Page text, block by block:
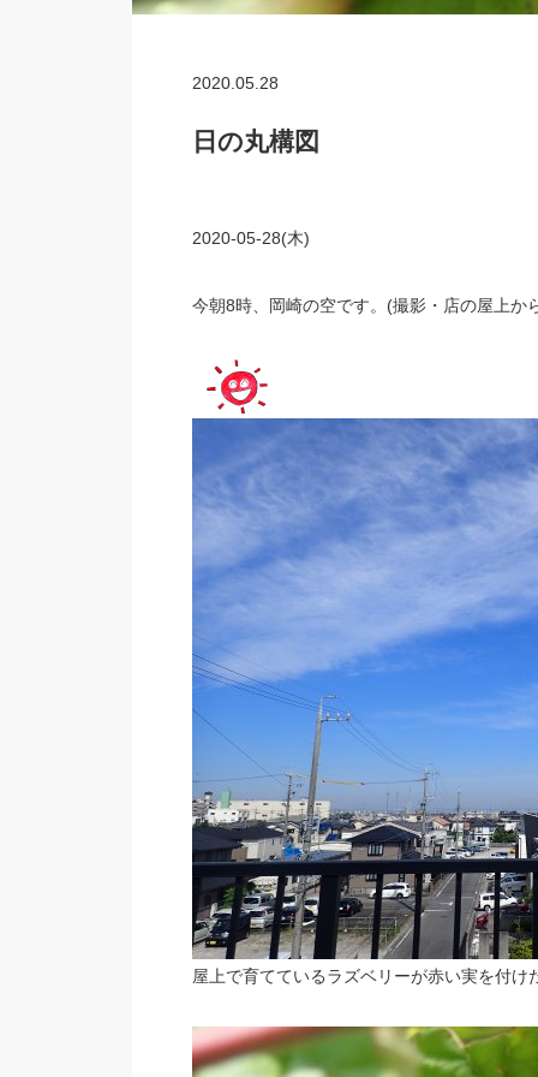
2020.05.28
日の丸構図
2020-05-28(木)
今朝8時、岡崎の空です。(撮影・店の屋上か
屋上で育てているラズベリーが赤い実を付け